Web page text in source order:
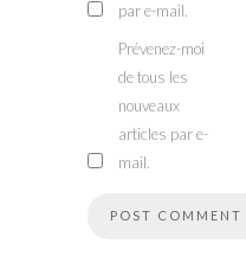
par e-mail.
Prévenez-moi
de tous les
nouveaux
articles par e-
mail.